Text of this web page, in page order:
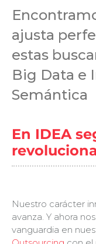
ajusta
estas
Big Data e
Semántica
En IDEA
Nuestro carácter
avanza. Y ahora
vanguardia en